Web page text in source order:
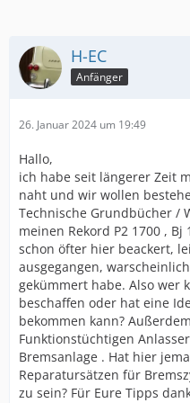
H-EC
Anfänger
26. Januar 2024 um 19:49
Hallo,
ich habe seit längerer Zeit
naht und wir wollen
Technische Grundbücher /
meinen Rekord P2 1700 ,
schon öfter hier beackert,
ausgegangen,
gekümmert habe. Also wer
beschaffen oder hat eine
bekommen kann?
Funktionstüchtigen
Bremsanlage . Hat hier
Reparatursätzen für
zu sein? Für Eure Tipps